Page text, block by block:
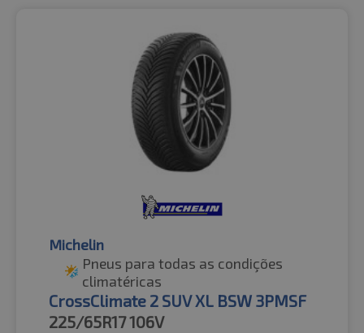
Michelin
Pneus para todas as condições
climatéricas
CrossClimate 2 SUV XL BSW 3PMSF
225/65R17106V